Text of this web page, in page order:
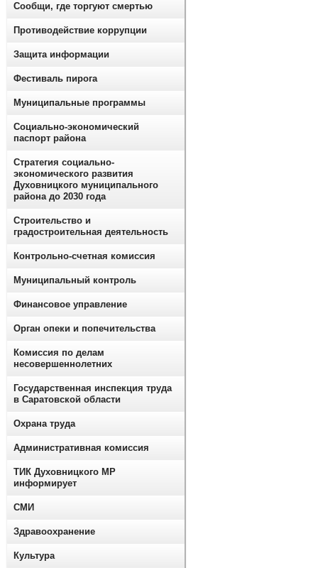
Сообщи, где торгуют смертью
Противодействие коррупции
Защита информации
Фестиваль пирога
Муниципальные программы
Социально-экономический
паспорт района
Стратегия социально-
экономического развития
Духовницкого муниципального
района до 2030 года
Строительство и
градостроительная деятельность
Контрольно-счетная комиссия
Муниципальный контроль
Финансовое управление
Орган опеки и попечительства
Комиссия по делам
несовершеннолетних
Государственная инспекция труда
в Саратовской области
Охрана труда
Административная комиссия
ТИК Духовницкого МР
информирует
СМИ
Здравоохранение
Культура